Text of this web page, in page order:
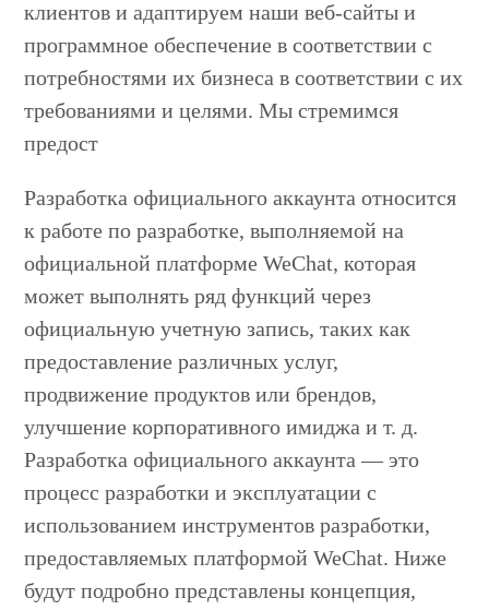
клиентов и адаптируем наши веб-сайты и
программное обеспечение в соответствии с
потребностями их бизнеса в соответствии с их
требованиями и целями. Мы стремимся
предост
Разработка официального аккаунта относится
к работе по разработке, выполняемой на
официальной платформе WeChat, которая
может выполнять ряд функций через
официальную учетную запись, таких как
предоставление различных услуг,
продвижение продуктов или брендов,
улучшение корпоративного имиджа и т. д.
Разработка официального аккаунта — это
процесс разработки и эксплуатации с
использованием инструментов разработки,
предоставляемых платформой WeChat. Ниже
будут подробно представлены концепция,